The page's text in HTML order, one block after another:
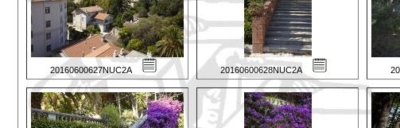
20160600627NUC2A 20160600628NUC2A